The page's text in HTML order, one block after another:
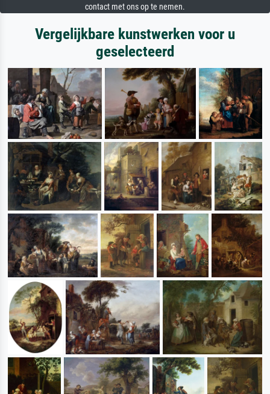
contact met ons op te nemen.
Vergelijkbare kunstwerken voor u
geselecteerd